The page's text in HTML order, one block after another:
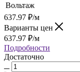
Вольтаж
637.97 ₽/м
Варианты цен
637.97 ₽/м
Подробности
Достаточно